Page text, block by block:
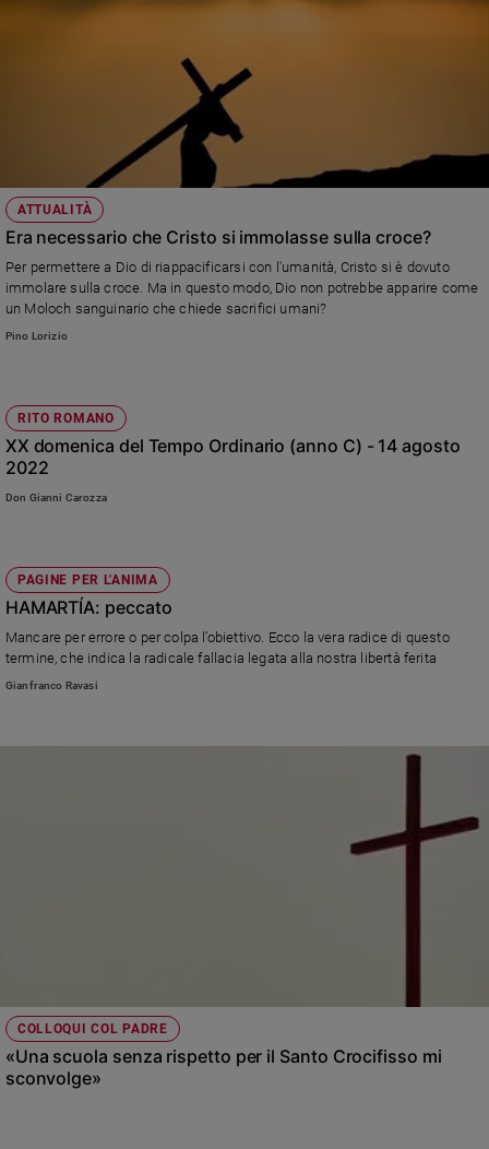
ATTUALITÀ
Era necessario che Cristo si immolasse sulla croce?
Per permettere a Dio di riappacificarsi con l'umanità, Cristo si è dovuto
immolare sulla croce. Ma in questo modo, Dio non potrebbe apparire come
un Moloch sanguinario che chiede sacrifici umani?
Pino Lorizio
RITO ROMANO
XX domenica del Tempo Ordinario (anno C) - 14 agosto
2022
Don Gianni Carozza
PAGINE PER L'ANIMA
HAMARTÍA: peccato
Mancare per errore o per colpa l’obiettivo. Ecco la vera radice di questo
termine, che indica la radicale fallacia legata alla nostra libertà ferita
Gianfranco Ravasi
COLLOQUI COL PADRE
«Una scuola senza rispetto per il Santo Crocifisso mi
sconvolge»